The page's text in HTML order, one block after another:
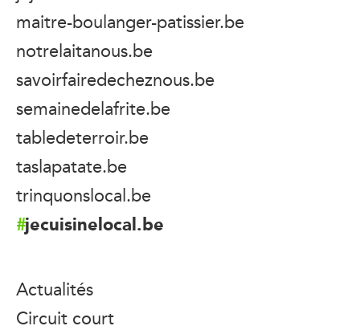
maitre-boulanger-patissier.be
notrelaitanous.be
savoirfairedecheznous.be
semainedelafrite.be
tabledeterroir.be
taslapatate.be
trinquonslocal.be
jecuisinelocal.be
Actualités
Circuit court